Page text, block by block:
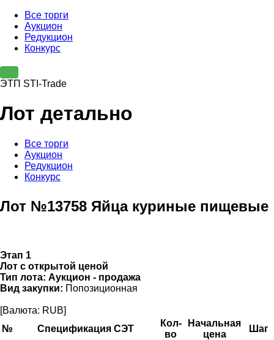
Все торги
Аукцион
Редукцион
Конкурс
ЭТП STI-Trade
Лот детально
Все торги
Аукцион
Редукцион
Конкурс
Лот №13758 Яйца куриные пищевые
Этап 1
Лот с открытой ценой
Тип лота: Аукцион - продажа
Вид закупки: Попозиционная
[Валюта: RUB]
№
Спецификация СЭТ
Кол-
во
Начальная
цена
Шаг